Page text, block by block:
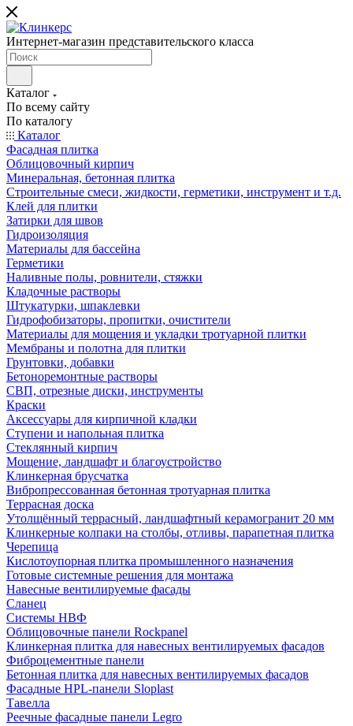
Интернет-магазин представительского класса
Каталог
По всему сайту
По каталогу
Каталог
Фасадная плитка
Облицовочный кирпич
Минеральная, бетонная плитка
Строительные смеси, жидкости, герметики, инструмент и т.д.
Клей для плитки
Затирки для швов
Гидроизоляция
Материалы для бассейна
Герметики
Наливные полы, ровнители, стяжки
Кладочные растворы
Штукатурки, шпаклевки
Гидрофобизаторы, пропитки, очистители
Материалы для мощения и укладки тротуарной плитки
Мембраны и полотна для плитки
Грунтовки, добавки
Бетоноремонтные растворы
СВП, отрезные диски, инструменты
Краски
Аксессуары для кирпичной кладки
Ступени и напольная плитка
Cтеклянный кирпич
Мощение, ландшафт и благоустройство
Клинкерная брусчатка
Вибропрессованная бетонная тротуарная плитка
Террасная доска
Утолщённый террасный, ландшафтный керамогранит 20 мм
Клинкерные колпаки на столбы, отливы, парапетная плитка
Черепица
Кислотоупорная плитка промышленного назначения
Готовые системные решения для монтажа
Навесные вентилируемые фасады
Сланец
Системы НВФ
Облицовочные панели Rockpanel
Клинкерная плитка для навесных вентилируемых фасадов
Фиброцементные панели
Бетонная плитка для навесных вентилируемых фасадов
Фасадные HPL-панели Sloplast
Тавелла
Реечные фасадные панели Legro